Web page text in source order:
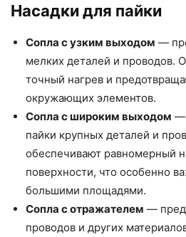
Насадки для пайки
Сопла с узким выходом —
мелких деталей и проводов.
точный нагрев и
окружающих элементов.
Сопла с широким выходом —
пайки крупных деталей и
обеспечивают равномерный
поверхности, что особенно
большими площадями.
Сопла с отражателем —
проводов и других